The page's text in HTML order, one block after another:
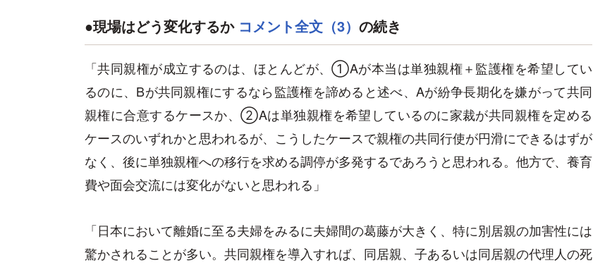
●現場はどう変化するか コメント全文（3） の続き
「共同親権が成立するのは、ほとんどが、①Aが本当は単独親権＋監護権を希望してい
るのに、Bが共同親権にするなら監護権を諦めると述べ、Aが紛争長期化を嫌がって共同
親権に合意するケースか、②Aは単独親権を希望しているのに家裁が共同親権を定める
ケースのいずれかと思われるが、こうしたケースで親権の共同行使が円滑にできるはずが
なく、後に単独親権への移行を求める調停が多発するであろうと思われる。他方で、養育
費や面会交流には変化がないと思われる」
「日本において離婚に至る夫婦をみるに夫婦間の葛藤が大きく、特に別居親の加害性には
驚かされることが多い。共同親権を導入すれば、同居親、子あるいは同居親の代理人の死